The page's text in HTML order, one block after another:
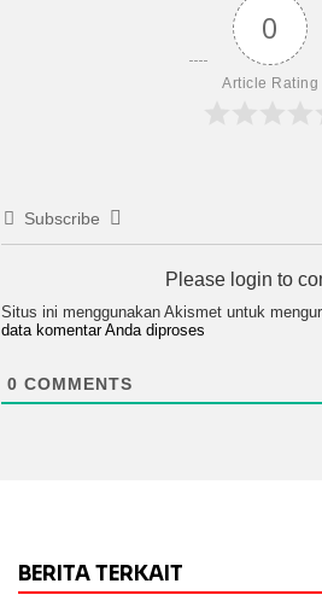
0
Article Rating
Subscribe
Please login to
Situs ini menggunakan Akismet untuk
data komentar Anda diproses
0 COMMENTS
BERITA TERKAIT